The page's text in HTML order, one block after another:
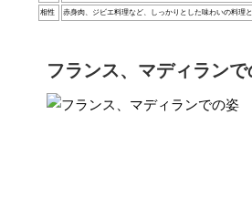
相性 赤身肉、ジビエ料理など、しっかりとした味わいの料理と
フランス、マディランで